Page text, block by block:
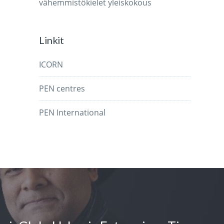
vähemmistökieletyleiskokous
Linkit
ICORN
PEN centres
PEN International